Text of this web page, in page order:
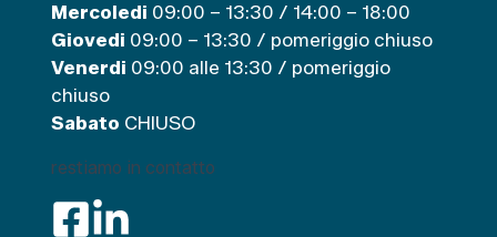
Mercoledi 09:00 – 13:30 / 14:00 – 18:00
Giovedi 09:00 – 13:30 / pomeriggio chiuso
Venerdi 09:00 alle 13:30 / pomeriggio
chiuso
Sabato CHIUSO
restiamo in contatto